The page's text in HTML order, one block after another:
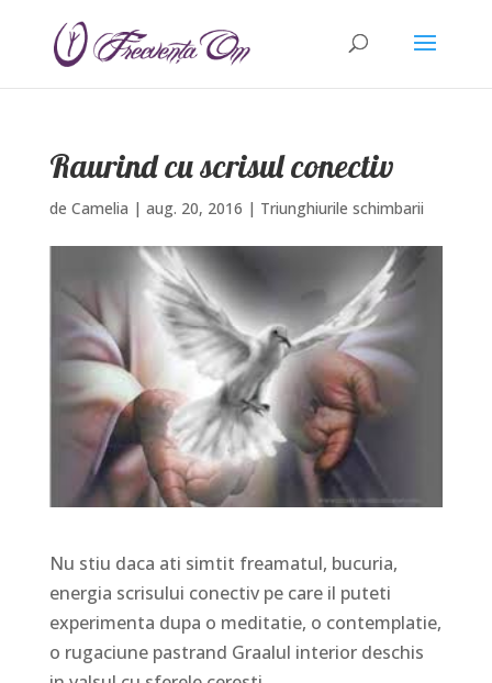
Raurind cu scrisul conectiv
de Camelia | aug. 20, 2016 | Triunghiurile schimbarii
Nu stiu daca ati simtit freamatul, bucuria,
energia scrisului conectiv pe care il puteti
experimenta dupa o meditatie, o contemplatie,
o rugaciune pastrand Graalul interior deschis